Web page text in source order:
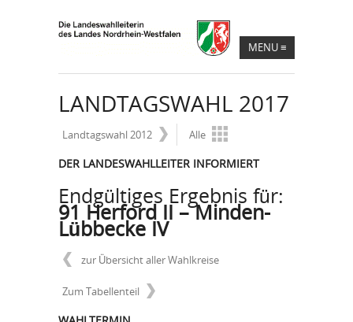
MENU≡
LANDTAGSWAHL 2017
Landtagswahl 2012 Alle
DER LANDESWAHLLEITER INFORMIERT
Endgültiges Ergebnis für:
91 Herford II – Minden-
Lübbecke IV
zur Übersicht aller Wahlkreise
Zum Tabellenteil